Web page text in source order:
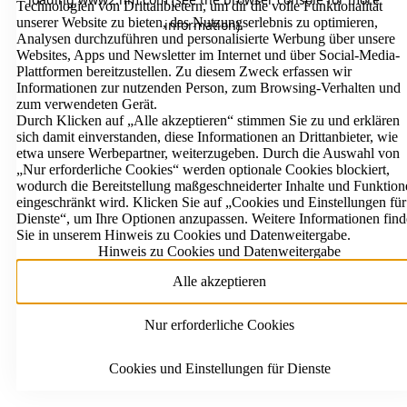
information).
Technologien von Drittanbietern, um dir die volle Funktionalität
unserer Website zu bieten, das Nutzungserlebnis zu optimieren,
Analysen durchzuführen und personalisierte Werbung über unsere
Websites, Apps und Newsletter im Internet und über Social-Media-
Plattformen bereitzustellen. Zu diesem Zweck erfassen wir
Informationen zur nutzenden Person, zum Browsing-Verhalten und
zum verwendeten Gerät.
Durch Klicken auf „Alle akzeptieren“ stimmen Sie zu und erklären
sich damit einverstanden, diese Informationen an Drittanbieter, wie
etwa unsere Werbepartner, weiterzugeben. Durch die Auswahl von
„Nur erforderliche Cookies“ werden optionale Cookies blockiert,
wodurch die Bereitstellung maßgeschneiderter Inhalte und
eingeschränkt wird. Klicken Sie auf „Cookies und Einstellungen für
Dienste“, um Ihre Optionen anzupassen. Weitere Informationen
Sie in unserem Hinweis zu Cookies und Datenweitergabe.
Hinweis zu Cookies und Datenweitergabe
Alle akzeptieren
Nur erforderliche Cookies
Cookies und Einstellungen für Dienste